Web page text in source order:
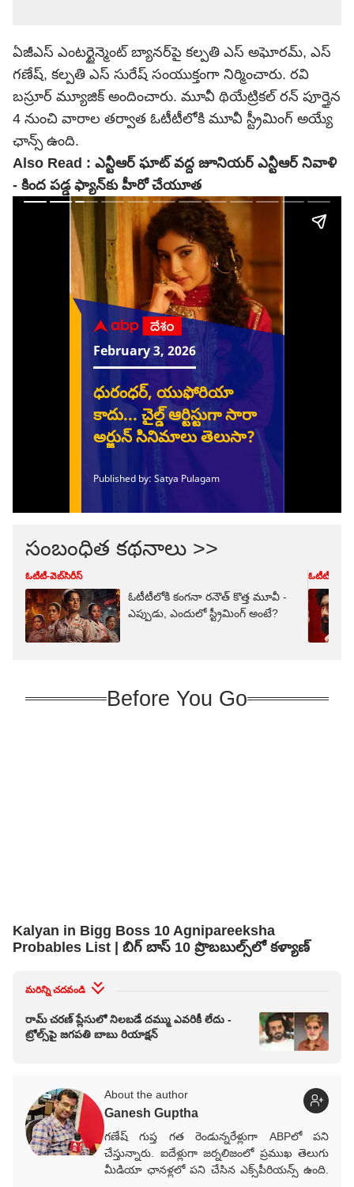
ఏజీఎస్ ఎంటర్టైన్మెంట్ బ్యానర్‌పై కల్పతి ఎస్ అఘోరమ్, ఎస్
గణేష్, కల్పతి ఎస్ సురేష్ సంయుక్తంగా నిర్మించారు. రవి
బస్రూర్ మ్యూజిక్ అందించారు. మూవీ థియేట్రికల్ రన్ పూర్తైన
4 నుంచి వారాల తర్వాత ఓటీటీలోకి మూవీ స్ట్రీమింగ్ అయ్యే
ఛాన్స్ ఉంది.
Also Read : ఎన్టీఆర్ ఘాట్ వద్ద జూనియర్ ఎన్టీఆర్ నివాళి
- కింద పడ్డ ఫ్యాన్‌‌కు హీరో చేయూత
సంబంధిత కథనాలు >>
ఓటీటీ-వెబ్‌సిరీస్‌
ఓటీటీలోకి కంగనా రనౌత్ కొత్త మూవీ -
ఎప్పుడు, ఎందులో స్ట్రీమింగ్ అంటే?
ఓటీటీ-
Before You Go
Kalyan in Bigg Boss 10 Agnipareeksha
Probables List | బిగ్ బాస్ 10 ప్రొబబుల్స్‌లో కళ్యాణ్
మరిన్ని చదవండి
రామ్ చరణ్ ప్లేసులో నిలబడే దమ్ము ఎవరికీ లేదు -
ట్రోల్స్‌పై జగపతి బాబు రియాక్షన్
About the author
Ganesh Guptha
గణేష్ గుప్త గత రెండున్నరేళ్లుగా ABPలో పని
చేస్తున్నారు. ఐదేళ్లుగా జర్నలిజంలో ప్రముఖ తెలుగు
మీడియా ఛానళ్లలో పని చేసిన ఎక్స్‌పీరియన్స్ ఉంది.